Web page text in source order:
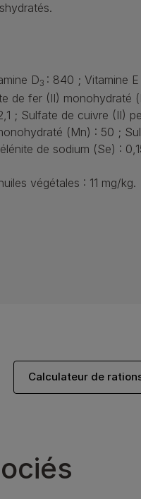
D3 : 840 ; Vitamine
de fer (II) monohydraté
; Sulfate de cuivre (II)
(Mn) : 50 ;
de sodium (Se) :
végétales : 11 mg/kg.
Calculateur de